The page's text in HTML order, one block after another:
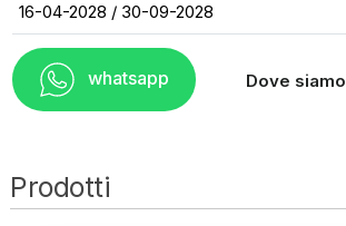
16-04-2028 / 30-09-2028
whatsapp Dove siamo
Prodotti